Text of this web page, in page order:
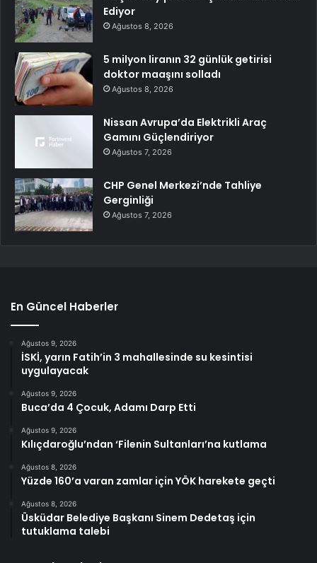
Ediyor
Ağustos 8, 2026
5 milyon liranın 32 günlük getirisi
doktor maaşını solladı
Ağustos 8, 2026
Nissan Avrupa’da Elektrikli Araç
Gamını Güçlendiriyor
Ağustos 7, 2026
CHP Genel Merkezi’nde Tahliye
Gerginliği
Ağustos 7, 2026
En Güncel Haberler
Ağustos 9, 2026
İSKİ, yarın Fatih’in 3 mahallesinde su kesintisi
uygulayacak
Ağustos 9, 2026
Buca’da 4 Çocuk, Adamı Darp Etti
Ağustos 9, 2026
Kılıçdaroğlu’ndan ‘Filenin Sultanları’na kutlama
Ağustos 8, 2026
Yüzde 160’a varan zamlar için YÖK harekete geçti
Ağustos 8, 2026
Üsküdar Belediye Başkanı Sinem Dedetaş için
tutuklama talebi